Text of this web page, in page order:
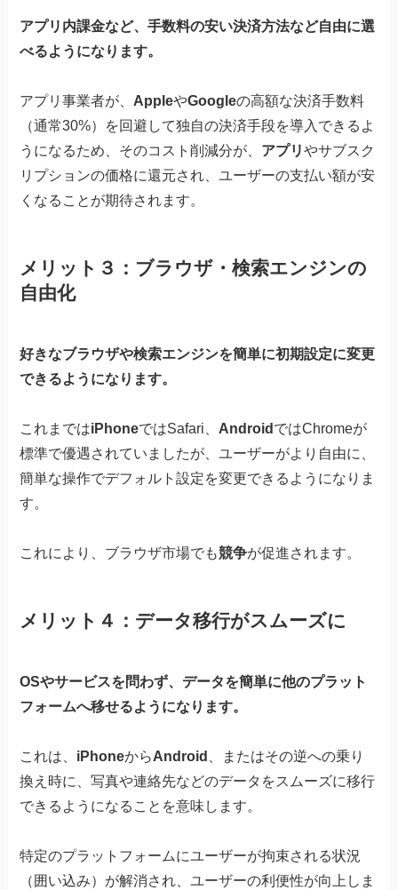
アプリ内課金など、手数料の安い決済方法など自由に選
べるようになります。
アプリ事業者が、 AppleやGoogleの高額な決済手数料
（通常30%）を回避して独自の決済手段を導入できるよ
うになるため、そのコスト削減分が、 アプリやサブスク
リプションの価格に還元され、ユーザーの支払い額が安
くなることが期待されます。
メリット３：ブラウザ・検索エンジンの
自由化
好きなブラウザや検索エンジンを簡単に初期設定に変更
できるようになります。
これまではiPhoneではSafari、 Android ではChromeが
標準で優遇されていましたが、ユーザーがより自由に、
簡単な操作でデフォルト設定を変更できるようになりま
す。
これにより、ブラウザ市場でも競争が促進されます。
メリット４：データ移行がスムーズに
OSやサービスを問わず、データを簡単に他のプラット
フォームへ移せるようになります。
これは、 iPhoneからAndroid
、またはその逆への乗り
換え時に、写真や連絡先などのデータをスムーズに移行
できるようになることを意味します。
特定のプラットフォームにユーザーが拘束される状況
（囲い込み）が解消され、ユーザーの利便性が向上しま